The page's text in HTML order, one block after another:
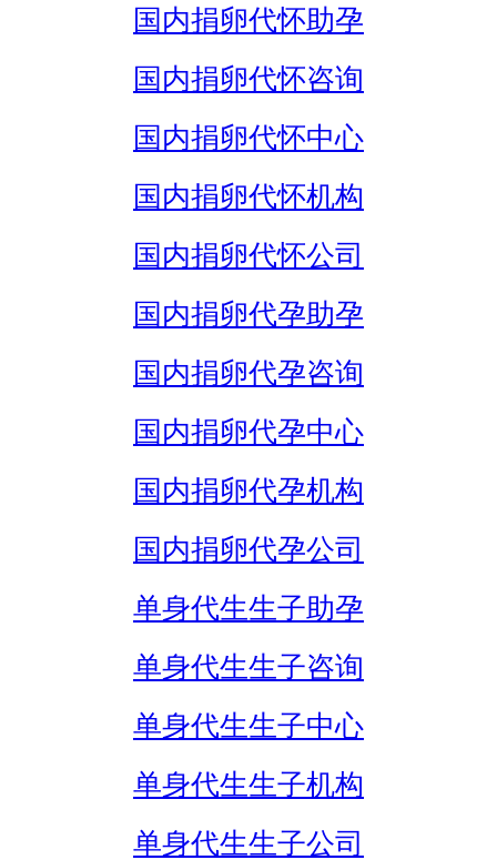
国内捐卵代怀助孕
国内捐卵代怀咨询
国内捐卵代怀中心
国内捐卵代怀机构
国内捐卵代怀公司
国内捐卵代孕助孕
国内捐卵代孕咨询
国内捐卵代孕中心
国内捐卵代孕机构
国内捐卵代孕公司
单身代生生子助孕
单身代生生子咨询
单身代生生子中心
单身代生生子机构
单身代生生子公司